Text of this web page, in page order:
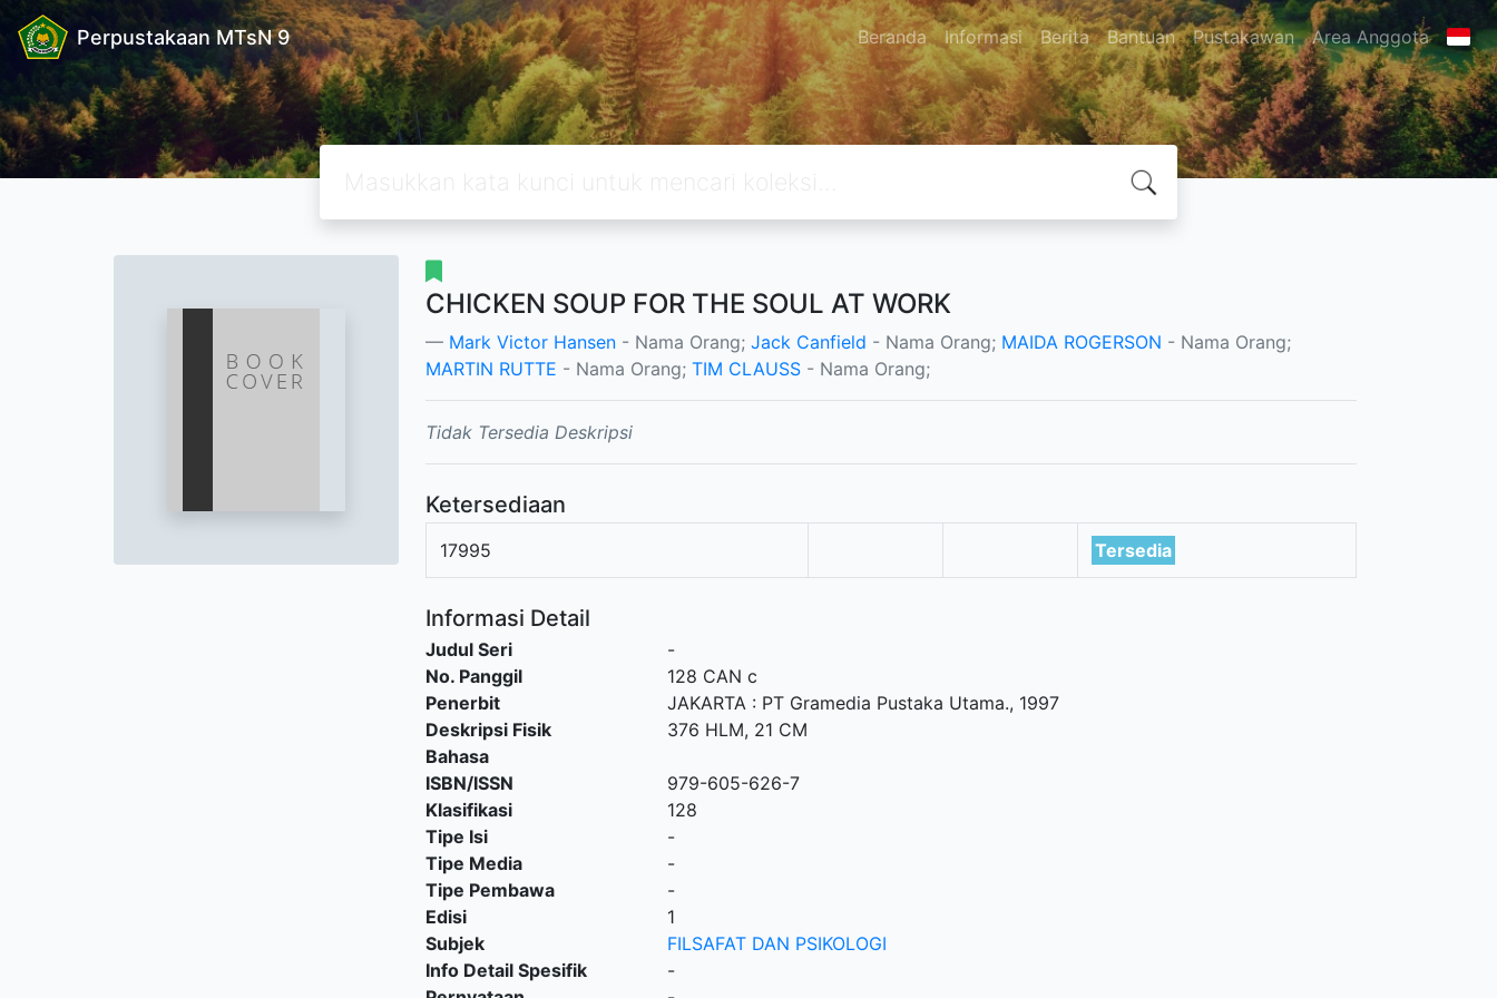
Perpustakaan MTsN 9 Beranda Informasi Berita Bantuan Pustakawan Area Anggota
CHICKEN SOUP FOR THE SOUL AT WORK
Mark Victor Hansen - Nama Orang; Jack Canfield - Nama Orang; MAIDA ROGERSON - Nama Orang;
MARTIN RUTTE - Nama Orang; TIM CLAUSS - Nama Orang;
Tidak Tersedia Deskripsi
Ketersediaan
17995 Tersedia
Informasi Detail
Judul Seri
-
No. Panggil
128 CAN c
Penerbit
JAKARTA: PT Gramedia Pustaka Utama., 1997
Deskripsi Fisik
376 HLM, 21 CM
Bahasa
ISBN/ISSN
979-605-626-7
Klasifikasi
128
Tipe Isi
-
Tipe Media
-
Tipe Pembawa
-
Edisi
1
Subjek
FILSAFAT DAN PSIKOLOGI
Info Detail Spesifik
-